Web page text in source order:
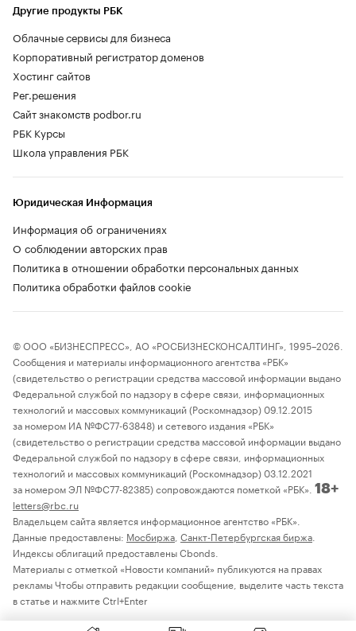
Другие продукты РБК
Облачные сервисы для бизнеса
Корпоративный регистратор доменов
Хостинг сайтов
Рег.решения
Сайт знакомств podbor.ru
РБК Курсы
Школа управления РБК
Юридическая Информация
Информация об ограничениях
О соблюдении авторских прав
Политика в отношении обработки персональных данных
Политика обработки файлов cookie
© ООО «БИЗНЕСПРЕСС», АО «РОСБИЗНЕСКОНСАЛТИНГ», 1995–2026.
Сообщения и материалы информационного агентства «РБК»
(свидетельство о регистрации средства массовой информации выдано
Федеральной службой по надзору в сфере связи, информационных
технологий и массовых коммуникаций (Роскомнадзор) 09.12.2015
за номером ИА №ФС77-63848) и сетевого издания «РБК»
(свидетельство о регистрации средства массовой информации выдано
Федеральной службой по надзору в сфере связи, информационных
технологий и массовых коммуникаций (Роскомнадзор) 03.12.2021
за номером ЭЛ №ФС77-82385) сопровождаются пометкой «РБК». 18+
letters@rbc.ru
Владельцем сайта является информационное агентство «РБК».
Данные предоставлены: Мосбиржа Санкт-Петербургская биржа
Индексы облигаций предоставлены Cbonds.
Материалы с отметкой «Новости компаний» публикуются на правах
рекламы Чтобы отправить редакции сообщение, выделите часть текста
в статье и нажмите Ctrl+Enter